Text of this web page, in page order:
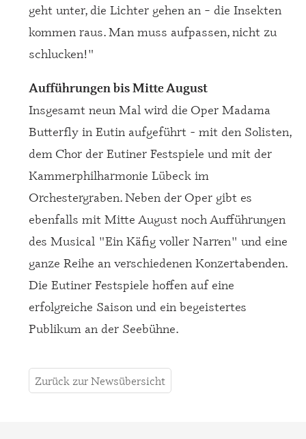
geht unter, die Lichter gehen an – die Insekten
kommen raus. Man muss aufpassen, nicht zu
schlucken!"
Aufführungen bis Mitte August
Insgesamt neun Mal wird die Oper Madama
Butterfly in Eutin aufgeführt - mit den Solisten,
dem Chor der Eutiner Festspiele und mit der
Kammerphilharmonie Lübeck im
Orchestergraben. Neben der Oper gibt es
ebenfalls mit Mitte August noch Aufführungen
des Musical "Ein Käfig voller Narren" und eine
ganze Reihe an verschiedenen Konzertabenden.
Die Eutiner Festspiele hoffen auf eine
erfolgreiche Saison und ein begeistertes
Publikum an der Seebühne.
Zurück zur Newsübersicht